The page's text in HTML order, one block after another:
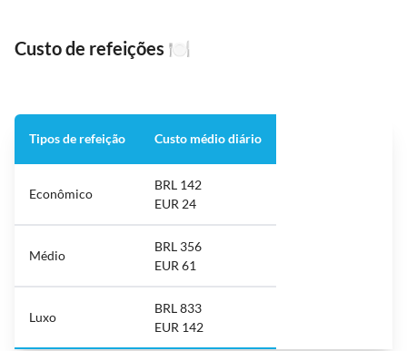
Custo de refeições 🍽️
Tipos de refeição Custo médio diário
Econômico
BRL 142
EUR 24
Médio
BRL 356
EUR 61
Luxo
BRL 833
EUR 142